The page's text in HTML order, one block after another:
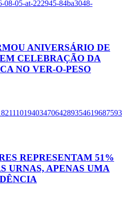
ANIVERSÁRIO DE
CELEBRAÇÃO DA
NO VER-O-PESO
REPRESENTAM 51%
URNAS, APENAS UMA